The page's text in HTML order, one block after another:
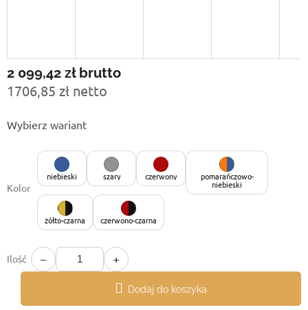
2 099,42 zł brutto
1706,85 zł netto
jednostkowa:
Wybierz wariant
Kolor
niebieski szary czerwony pomarańczowo-
niebieski
żółto-czarna czerwono-czarna
Ilość − +
Dodaj do koszyka